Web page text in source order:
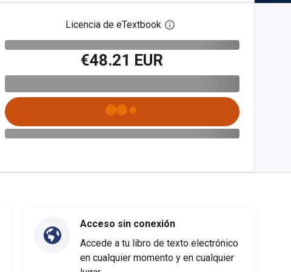
Licencia de eTextbook Abre el cuadro de diálogo
€48.21 EUR
Acceso sin conexión
Accede a tu libro de texto electrónico
en cualquier momento y en cualquier